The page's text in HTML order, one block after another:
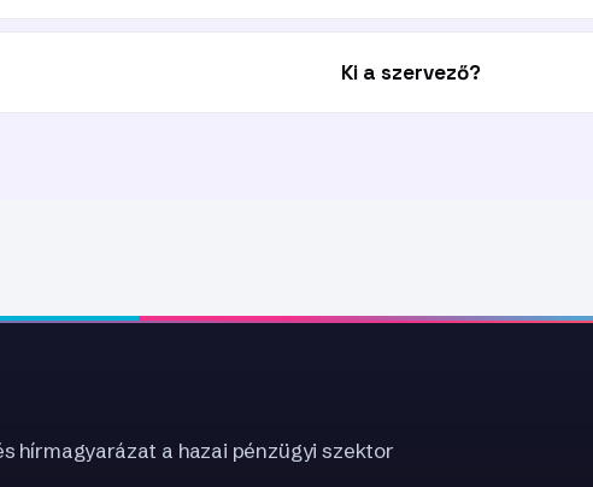
Ki a szervező?
hírmagyarázat a hazai pénzügyi szektor